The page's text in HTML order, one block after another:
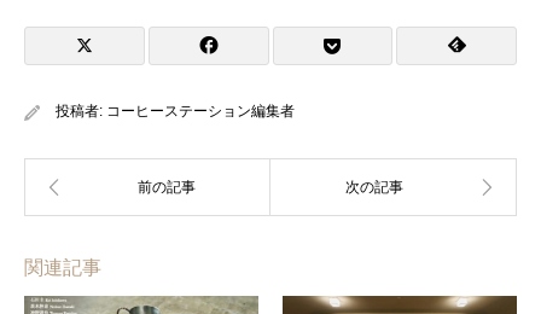
投稿者: コーヒーステーション編集者
関連記事